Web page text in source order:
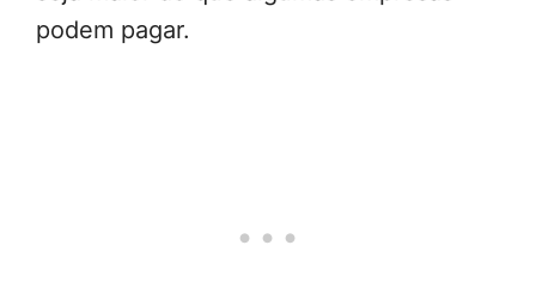
podem pagar.